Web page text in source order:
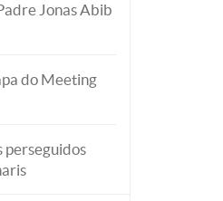
Jonas Abib
do Meeting
perseguidos